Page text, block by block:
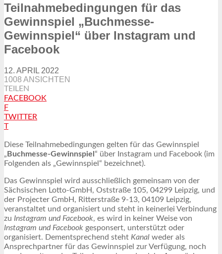
Teilnahmebedingungen für das
Gewinnspiel „Buchmesse-
Gewinnspiel“ über Instagram und
Facebook
12. APRIL 2022
1008 ANSICHTEN
TEILEN
FACEBOOK
F
TWITTER
T
Diese Teilnahmebedingungen gelten für das Gewinnspiel
„ Buchmesse-Gewinnspiel “ über Instagram und Facebook (im
Folgenden als „Gewinnspiel“ bezeichnet).
Das Gewinnspiel wird ausschließlich gemeinsam von der
Sächsischen Lotto-GmbH, Oststraße 105, 04299 Leipzig, und
der Projecter GmbH, Ritterstraße 9-13, 04109 Leipzig,
veranstaltet und organisiert und steht in keinerlei Verbindung
zu Instagram und Facebook, es wird in keiner Weise von
Instagram und Facebook gesponsert, unterstützt oder
organisiert. Dementsprechend steht Kanal weder als
Ansprechpartner für das Gewinnspiel zur Verfügung, noch